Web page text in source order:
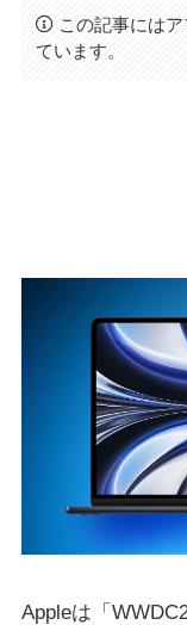
この記事には
ています。
Appleは「